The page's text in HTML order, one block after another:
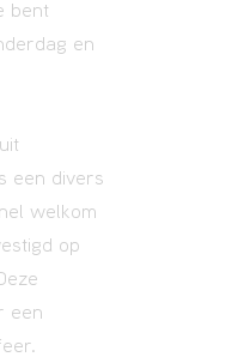
bent
en
een divers
welkom
op
een